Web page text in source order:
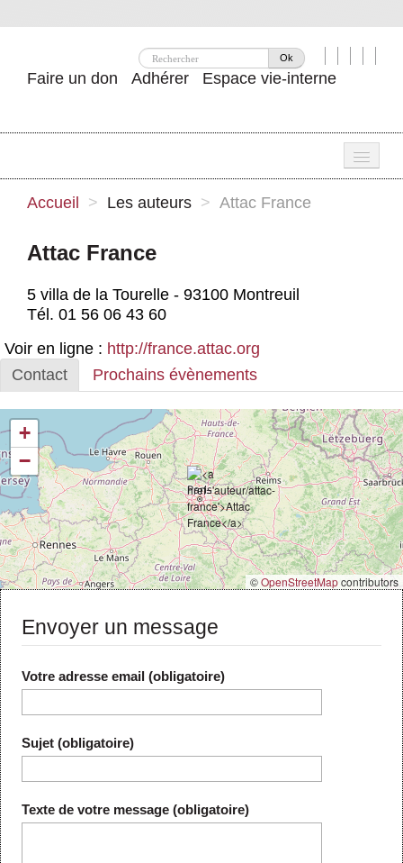
Ok
Faire un don Adhérer Espace vie-interne
Nos idées
Se mobiliser
Publications
Agenda
Actus et médias
Boutique
Accueil > Les auteurs > Attac France
Attac France
5 villa de la Tourelle - 93100 Montreuil
Tél. 01 56 06 43 60
Voir en ligne : http://france.attac.org
Contact
Prochains évènements
+
−
©OpenStreetMapcontributors
Envoyer un message
Votre adresse email (obligatoire)
Sujet (obligatoire)
Texte de votre message (obligatoire)